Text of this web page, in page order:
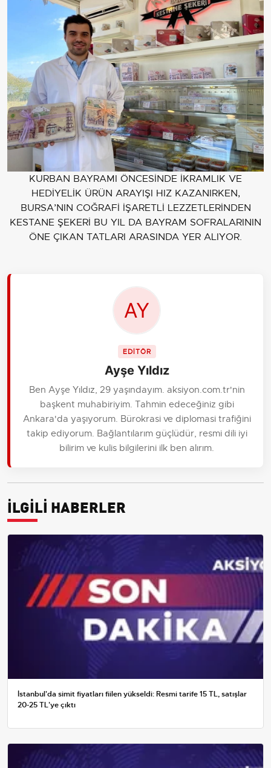
KURBAN BAYRAMI ÖNCESİNDE İKRAMLIK VE
HEDİYELİK ÜRÜN ARAYIŞI HIZ KAZANIRKEN,
BURSA’NIN COĞRAFİ İŞARETLİ LEZZETLERİNDEN
KESTANE ŞEKERİ BU YIL DA BAYRAM SOFRALARININ
ÖNE ÇIKAN TATLARI ARASINDA YER ALIYOR.
EDİTÖR
Ayşe Yıldız
Ben Ayşe Yıldız, 29 yaşındayım. aksiyon.com.tr'nin
başkent muhabiriyim. Tahmin edeceğiniz gibi
Ankara'da yaşıyorum. Bürokrasi ve diplomasi trafiğini
takip ediyorum. Bağlantılarım güçlüdür, resmi dili iyi
bilirim ve kulis bilgilerini ilk ben alırım.
İLGİLİ HABERLER
İstanbul'da simit fiyatları fiilen yükseldi: Resmi tarife 15 TL, satışlar
20-25 TL'ye çıktı